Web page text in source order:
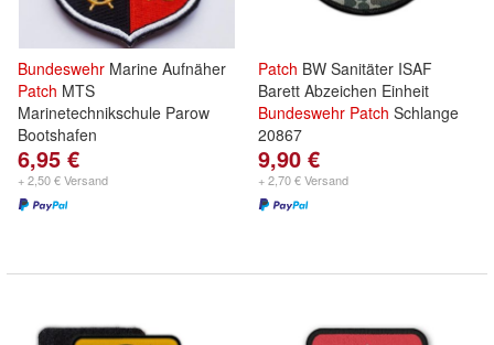
Bundeswehr Marine Aufnäher
Patch MTS
Marinetechnikschule Parow
Bootshafen
6,95 €
+ 2,50 € Versand
Patch BW Sanitäter ISAF
Barett Abzeichen Einheit
Bundeswehr Patch Schlange
20867
9,90 €
+ 2,70 € Versand